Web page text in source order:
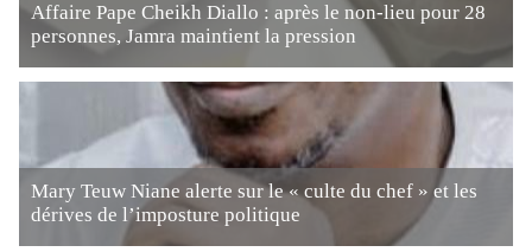
Affaire Pape Cheikh Diallo : après le non-lieu pour 28
personnes, Jamra maintient la pression
Mary Teuw Niane alerte sur le « culte du chef » et les
dérives de l’imposture politique